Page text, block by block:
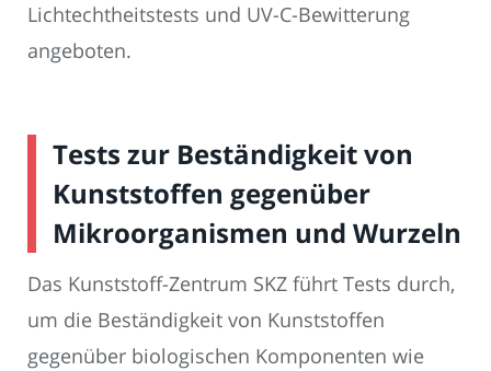
Lichtechtheitstests und UV-C-Bewitterung
angeboten.
Tests zur Beständigkeit von
Kunststoffen gegenüber
Mikroorganismen und Wurzeln
Das Kunststoff-Zentrum SKZ führt Tests durch,
um die Beständigkeit von Kunststoffen
gegenüber biologischen Komponenten wie